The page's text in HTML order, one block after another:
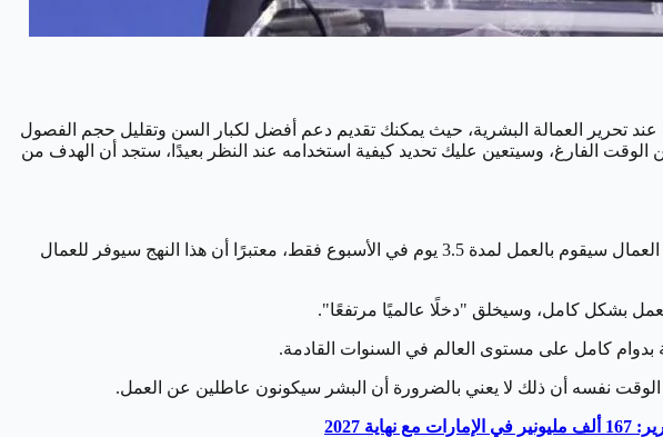
عند تحرير العمالة البشرية، حيث يمكنك تقديم دعم أفضل لكبار السن وتقليل حجم الفصول
الوقت الفارغ، وسيتعين عليك تحديد كيفية استخدامه عند النظر بعيدًا، ستجد أن الهدف من
من جهة أخرى أشار "جيمي ديمون" الرئيس التنفيذي لبنك جيه بي مورغان في تصريح حديث، إلى أن الجيل القادم من العمال سيقوم بالعمل لمدة 3.5 يوم في الأسبوع فقط، معتبرًا أن هذا النهج سيوفر للعمال
بشكل كامل، وسيخلق "دخلًا عالميًا مرتفعًا".
الإمارات مع نهاية 2027